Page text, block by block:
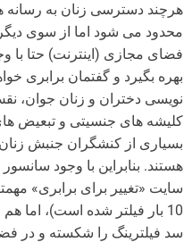
هرچند دسترسی زنان به
محدود می شود اما از سوی
فضای مجازی (اینترنت) حتا با
بهره بگیرد و گفتمان برابری
نویسی دختران و زنان جوان،
کلیشه های جنسیتی و تبعیض
بسیاری از کنشگران جنبش زنان
هستند. بنابراین با وجود
سایت «تغییر برای برابری»
10 بار فیلتر شده است)، اما
سد فیلترینگ را شکسته و در